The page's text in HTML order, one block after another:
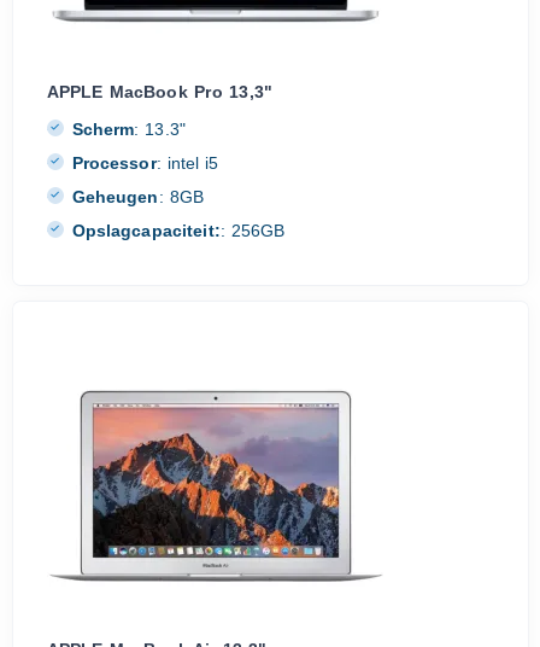
APPLE MacBook Pro 13,3"
Scherm: 13.3"
Processor: intel i5
Geheugen: 8GB
Opslagcapaciteit:: 256GB